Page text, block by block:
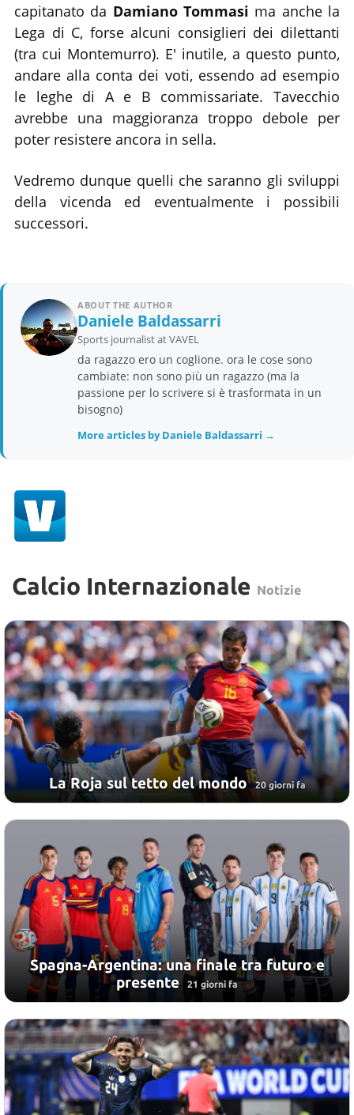
capitanato da Damiano Tommasi ma anche la
Lega di C, forse alcuni consiglieri dei dilettanti
(tra cui Montemurro). E' inutile, a questo punto,
andare alla conta dei voti, essendo ad esempio
le leghe di A e B commissariate. Tavecchio
avrebbe una maggioranza troppo debole per
poter resistere ancora in sella.
Vedremo dunque quelli che saranno gli sviluppi
della vicenda ed eventualmente i possibili
successori.
ABOUT THE AUTHOR
Daniele Baldassarri
Sports journalist at VAVEL
da ragazzo ero un coglione. ora le cose sono
cambiate: non sono più un ragazzo (ma la
passione per lo scrivere si è trasformata in un
bisogno)
More articles by Daniele Baldassarri →
Calcio Internazionale Notizie
La Roja sul tetto del mondo 20 giorni fa
Spagna-Argentina: una finale tra futuro e
presente 21 giorni fa